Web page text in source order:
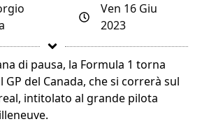
Ven 16 Giu
2023
di pausa, la Formula 1 torna
del Canada, che si correrà sul
intitolato al grande pilota